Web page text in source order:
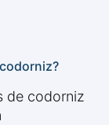
de codorniz